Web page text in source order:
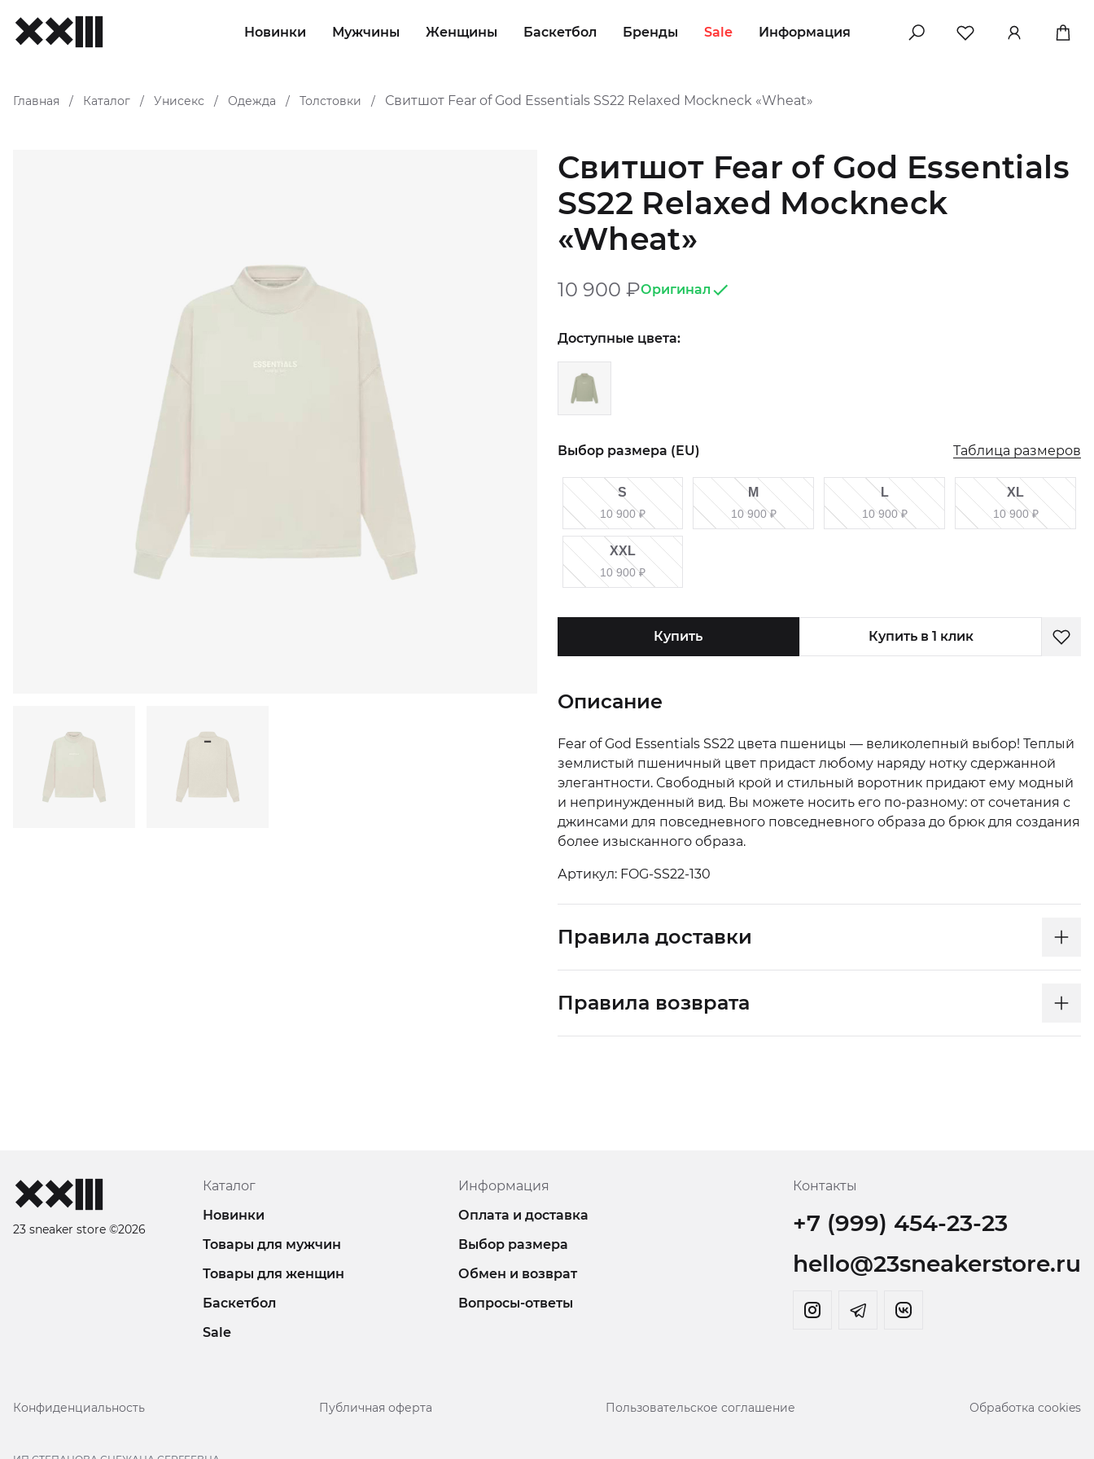
Новинки Мужчины Женщины Баскетбол Бренды Sale Информация
Главная / Каталог / Унисекс / Одежда / Толстовки / Свитшот Fear of God Essentials SS22 Relaxed Mockneck «Wheat»
Свитшот Fear of God Essentials
SS22 Relaxed Mockneck
«Wheat»
10 900 ₽Оригинал
Доступные цвета:
Выбор размера (EU) Таблица размеров
S
10 900₽
M
10 900₽
L
10 900₽
XL
10 900₽
XXL
10 900₽
Купить Купить в 1 клик
Описание
Fear of God Essentials SS22 цвета пшеницы — великолепный выбор! Теплый
землистый пшеничный цвет придаст любому наряду нотку сдержанной
элегантности. Свободный крой и стильный воротник придают ему модный
и непринужденный вид. Вы можете носить его по-разному: от сочетания с
джинсами для повседневного повседневного образа до брюк для создания
более изысканного образа.
Артикул: FOG-SS22-130
Правила доставки
Правила возврата
23 sneaker store ©2026
Каталог
Новинки
Товары для мужчин
Товары для женщин
Баскетбол
Sale
Информация
Оплата и доставка
Выбор размера
Обмен и возврат
Вопросы-ответы
Контакты
+7 (999) 454-23-23
hello@23sneakerstore.ru
Конфиденциальность Публичная оферта Пользовательское соглашение Обработка cookies